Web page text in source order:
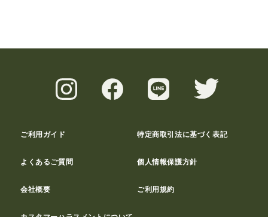
ご利用ガイド 特定商取引法に基づく表記
よくあるご質問 個人情報保護方針
会社概要 ご利用規約